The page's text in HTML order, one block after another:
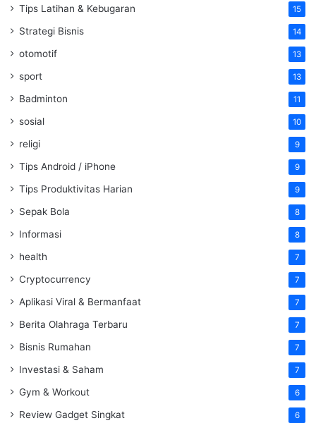
Tips Latihan & Kebugaran 15
Strategi Bisnis 14
otomotif 13
sport 13
Badminton 11
sosial 10
religi 9
Tips Android / iPhone 9
Tips Produktivitas Harian 9
Sepak Bola 8
Informasi 8
health 7
Cryptocurrency 7
Aplikasi Viral & Bermanfaat 7
Berita Olahraga Terbaru 7
Bisnis Rumahan 7
Investasi & Saham 7
Gym & Workout 6
Review Gadget Singkat 6